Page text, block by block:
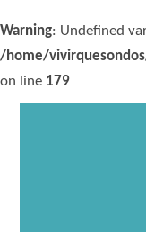
Warning: Undefined
/home/
on line 179